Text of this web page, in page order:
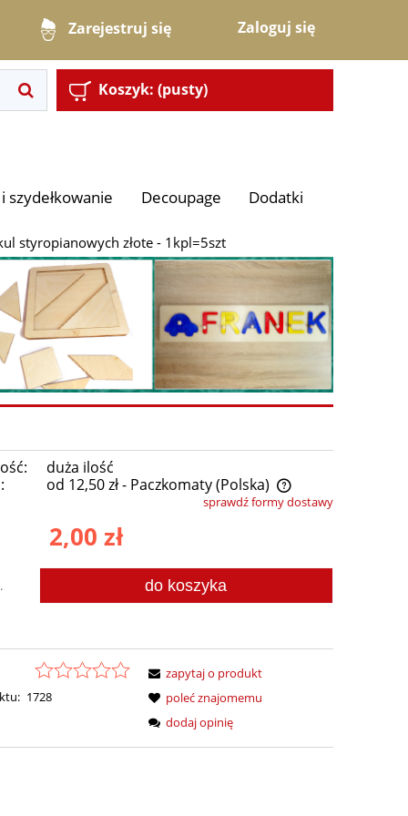
Zarejestruj się Zaloguj się
Koszyk: (pusty)
szydełkowanie Decoupage Dodatki
styropianowych złote - 1kpl=5szt
duża ilość
od 12,50 zł- Paczkomaty(Polska)
Cena nie zawiera ewentualnych kosztów
płatności
sprawdź formy dostawy
2,00 zł
do koszyka
1728
zapytaj o produkt
poleć znajomemu
dodaj opinię